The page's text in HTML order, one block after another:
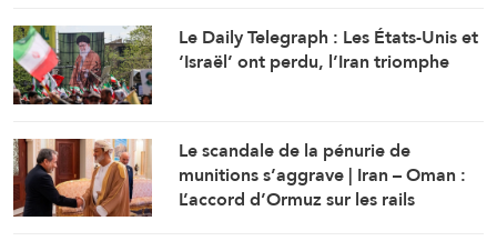
Le Daily Telegraph : Les États-Unis et
‘Israël’ ont perdu, l’Iran triomphe
Le scandale de la pénurie de
munitions s’aggrave | Iran – Oman :
L’accord d’Ormuz sur les rails